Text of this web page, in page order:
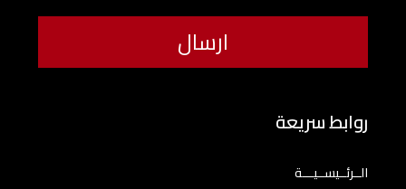
روابط سريعة
الــرئــيســيـــة